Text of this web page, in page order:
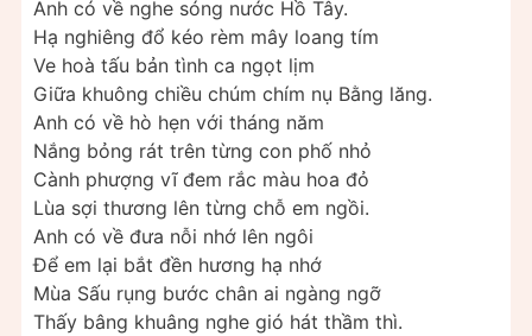
Anh có về nghe sóng nước Hồ Tây.
Hạ nghiêng đổ kéo rèm mây loang tím
Ve hoà tấu bản tình ca ngọt lịm
Giữa khuông chiều chúm chím nụ Bằng lăng.
Anh có về hò hẹn với tháng năm
Nắng bỏng rát trên từng con phố nhỏ
Cành phượng vĩ đem rắc màu hoa đỏ
Lùa sợi thương lên từng chỗ em ngồi.
Anh có về đưa nỗi nhớ lên ngôi
Để em lại bắt đền hương hạ nhớ
Mùa Sấu rụng bước chân ai ngàng ngỡ
Thấy bâng khuâng nghe gió hát thầm thì.